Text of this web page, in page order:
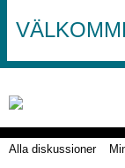
Alla diskussioner